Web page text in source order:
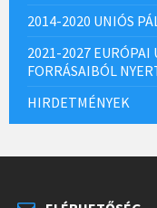
2014-2020 UNIÓS
2021-2027 EURÓPAI
FORRÁSAIBÓL
HIRDETMÉNYEK